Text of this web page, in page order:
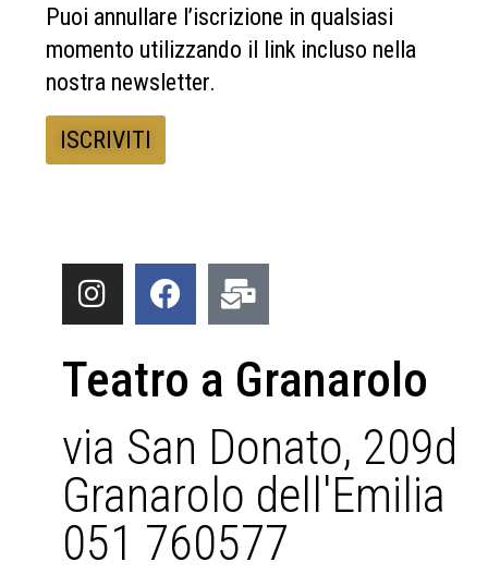
Puoi annullare l’iscrizione in qualsiasi
momento utilizzando il link incluso nella
nostra newsletter.
Teatro a Granarolo
via San Donato, 209d
Granarolo dell'Emilia
051 760577